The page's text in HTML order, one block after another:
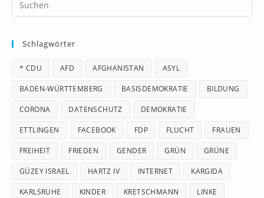
Schlagwörter
* CDU AFD AFGHANISTAN ASYL
BADEN-WÜRTTEMBERG BASISDEMOKRATIE BILDUNG
CORONA DATENSCHUTZ DEMOKRATIE
ETTLINGEN FACEBOOK FDP FLUCHT FRAUEN
FREIHEIT FRIEDEN GENDER GRÜN GRÜNE
GÜZEY ISRAEL HARTZ IV INTERNET KARGIDA
KARLSRUHE KINDER KRETSCHMANN LINKE